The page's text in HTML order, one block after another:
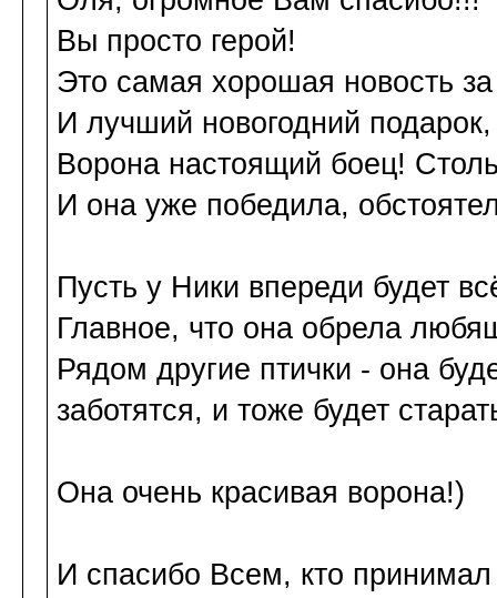
Вы просто герой!
Это самая хорошая новость
И лучший новогодний
Ворона настоящий боец!
И она уже победила,
Пусть у Ники впереди будет
Главное, что она обрела
Рядом другие птички - она
заботятся, и тоже будет
Она очень красивая ворона!)
И спасибо Всем, кто